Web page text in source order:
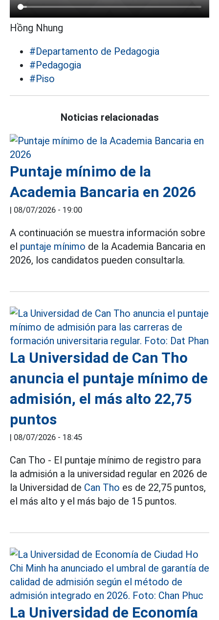
Hồng Nhung
#Departamento de Pedagogia
#Pedagogia
#Piso
Noticias relacionadas
Puntaje mínimo de la
Academia Bancaria en 2026
| 08/07/2026 - 19:00
A continuación se muestra información sobre
el puntaje mínimo de la Academia Bancaria en
2026, los candidatos pueden consultarla.
La Universidad de Can Tho
anuncia el puntaje mínimo de
admisión, el más alto 22,75
puntos
| 08/07/2026 - 18:45
Can Tho - El puntaje mínimo de registro para
la admisión a la universidad regular en 2026 de
la Universidad de Can Tho es de 22,75 puntos,
el más alto y el más bajo de 15 puntos.
La Universidad de Economía